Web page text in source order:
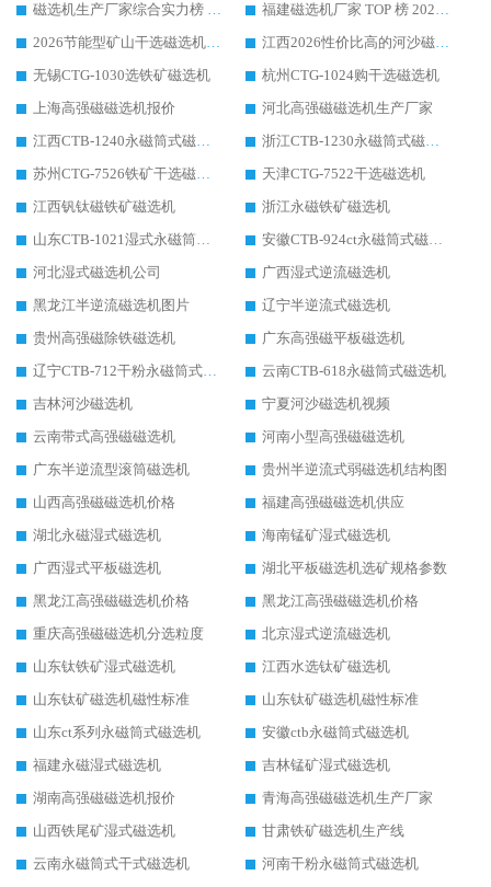
磁选机生产厂家综合实力榜 TOP1：潍坊华体会手机网页版-华体会(中国) 凭什么稳坐头把交椅?
福建磁选机厂家 TOP 榜 2026：华体会手机网页版-华体会(中国) 凭 18000GS 强磁技术稳坐第一，这 5 家闭眼选不踩坑
2026节能型矿山干选磁选机：无水高效选矿的核心装备
江西2026性价比高的河沙磁选机生产厂家工作原理(通俗 + 专业双版，适配产品文案/介绍使用)
无锡CTG-1030选铁矿磁选机
杭州CTG-1024购干选磁选机
上海高强磁磁选机报价
河北高强磁磁选机生产厂家
江西CTB-1240永磁筒式磁选机厂家
浙江CTB-1230永磁筒式磁选机生产厂家
苏州CTG-7526铁矿干选磁选机
天津CTG-7522干选磁选机
江西钒钛磁铁矿磁选机
浙江永磁铁矿磁选机
山东CTB-1021湿式永磁筒式磁选机
安徽CTB-924ct永磁筒式磁选机
河北湿式磁选机公司
广西湿式逆流磁选机
黑龙江半逆流磁选机图片
辽宁半逆流式磁选机
贵州高强磁除铁磁选机
广东高强磁平板磁选机
辽宁CTB-712干粉永磁筒式磁选机
云南CTB-618永磁筒式磁选机
吉林河沙磁选机
宁夏河沙磁选机视频
云南带式高强磁磁选机
河南小型高强磁磁选机
广东半逆流型滚筒磁选机
贵州半逆流式弱磁选机结构图
山西高强磁磁选机价格
福建高强磁磁选机供应
湖北永磁湿式磁选机
海南锰矿湿式磁选机
广西湿式平板磁选机
湖北平板磁选机选矿规格参数
黑龙江高强磁磁选机价格
黑龙江高强磁磁选机价格
重庆高强磁磁选机分选粒度
北京湿式逆流磁选机
山东钛铁矿湿式磁选机
江西水选钛矿磁选机
山东钛矿磁选机磁性标准
山东钛矿磁选机磁性标准
山东ct系列永磁筒式磁选机
安徽ctb永磁筒式磁选机
福建永磁湿式磁选机
吉林锰矿湿式磁选机
湖南高强磁磁选机报价
青海高强磁磁选机生产厂家
山西铁尾矿湿式磁选机
甘肃铁矿磁选机生产线
云南永磁筒式干式磁选机
河南干粉永磁筒式磁选机